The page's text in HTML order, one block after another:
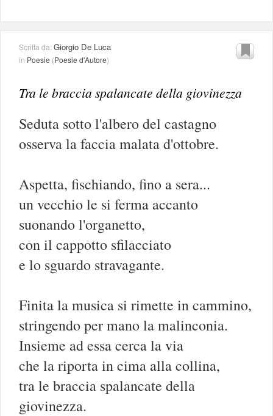
Scritta da:Giorgio De Luca
in Poesie (Poesie d'Autore)
Tra le braccia spalancate della giovinezza
Seduta sotto l'albero del castagno
osserva la faccia malata d'ottobre.
Aspetta, fischiando, fino a sera...
un vecchio le si ferma accanto
suonando l'organetto,
con il cappotto sfilacciato
e lo sguardo stravagante.
Finita la musica si rimette in cammino,
stringendo per mano la malinconia.
Insieme ad essa cerca la via
che la riporta in cima alla collina,
tra le braccia spalancate della
giovinezza.